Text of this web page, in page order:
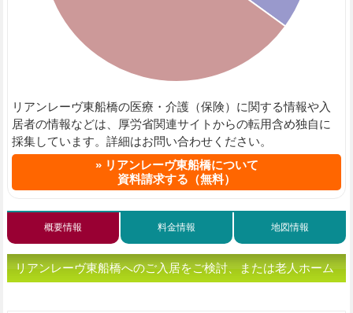
リアンレーヴ東船橋の医療・介護（保険）に関する情報や入
居者の情報などは、厚労省関連サイトからの転用含め独自に
採集しています。詳細はお問い合わせください。
リアンレーヴ東船橋について
資料請求する（無料）
概要情報 料金情報 地図情報
リアンレーヴ東船橋へのご入居をご検討、または老人ホーム